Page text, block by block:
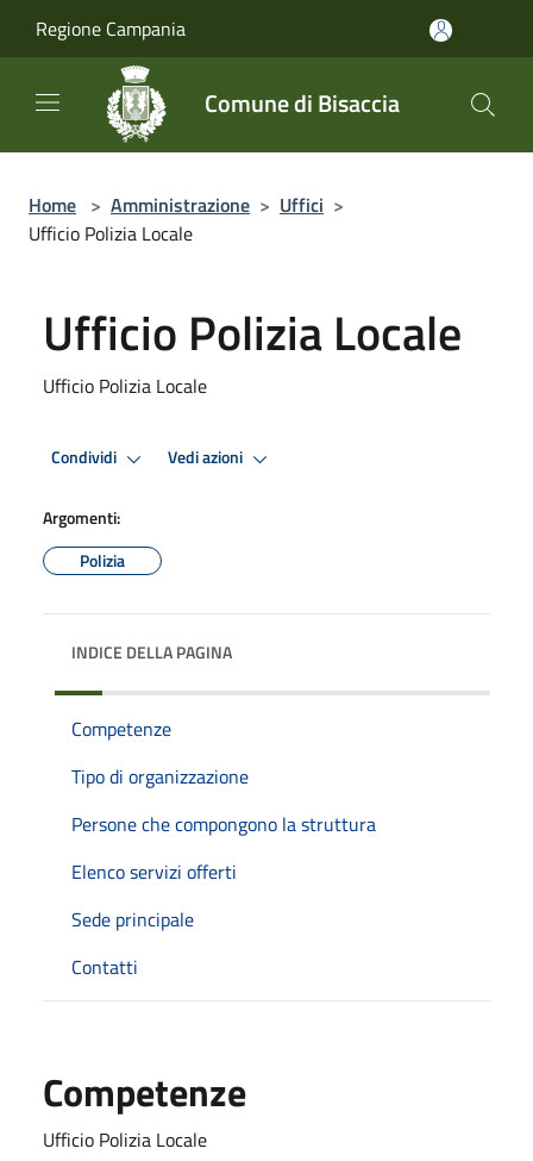
Regione Campania
Comune di Bisaccia
Home > Amministrazione > Uffici >
Ufficio Polizia Locale
Ufficio Polizia Locale
Ufficio Polizia Locale
Condividi Vedi azioni
Argomenti:
Polizia
INDICE DELLA PAGINA
Competenze
Tipo di organizzazione
Persone che compongono la struttura
Elenco servizi offerti
Sede principale
Contatti
Competenze
Ufficio Polizia Locale